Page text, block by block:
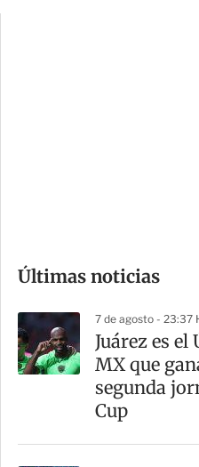
m
a
r
t
Últimas noticias
7 de agosto - 23:37
Juárez es el
MX que
segunda
Cup